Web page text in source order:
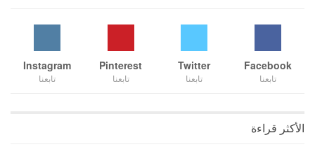
Facebook
تابعنا
Twitter
تابعنا
Pinterest
تابعنا
Instagram
تابعنا
الأكثر قراءة